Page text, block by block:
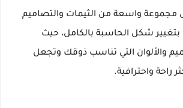
مجموعة واسعة من الثيمات والتصاميم
شكل الحاسبة بالكامل، حيث
والألوان التي تناسب ذوقك وتجعل
راحة واحترافية.